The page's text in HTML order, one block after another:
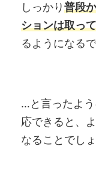
しっかり普段
ションは取っ
るようになるで
…と言ったよ
応できると、
なることでしょ